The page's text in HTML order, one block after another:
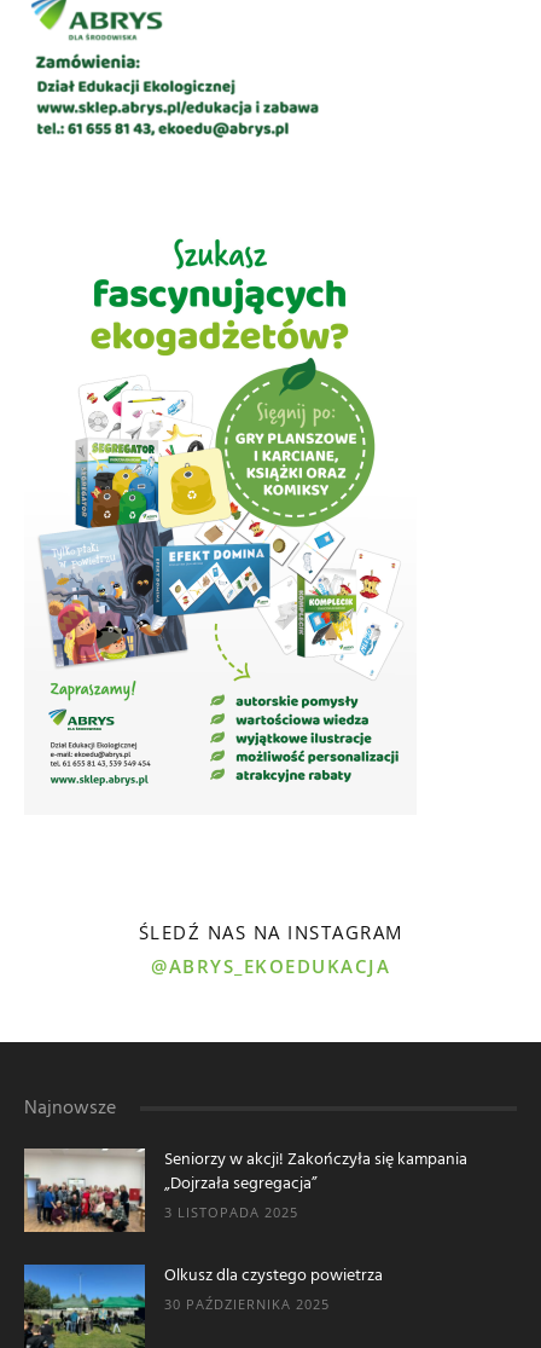
ŚLEDŹ NAS NA INSTAGRAM
@ABRYS_EKOEDUKACJA
Najnowsze
Seniorzy w akcji! Zakończyła się kampania
„Dojrzała segregacja”
3 LISTOPADA 2025
Olkusz dla czystego powietrza
30 PAŹDZIERNIKA 2025